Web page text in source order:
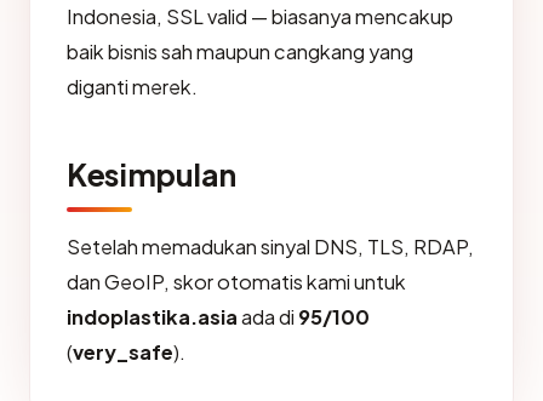
Indonesia, SSL valid — biasanya mencakup
baik bisnis sah maupun cangkang yang
diganti merek.
Kesimpulan
Setelah memadukan sinyal DNS, TLS, RDAP,
dan GeoIP, skor otomatis kami untuk
indoplastika.asiaada di 95/100
(very_safe).